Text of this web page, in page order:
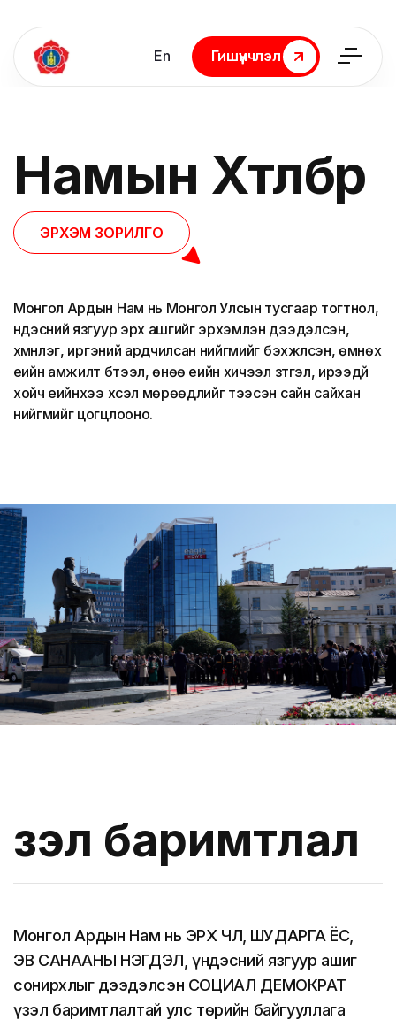
En
Гишүүнчлэл
Гишүүнчлэл
Намын Хөтөлбөр
ЭРХЭМ ЗОРИЛГО
Монгол Ардын Нам нь Монгол Улсын тусгаар тогтнол,
үндэсний язгуур эрх ашгийг эрхэмлэн дээдэлсэн,
хүмүүнлэг, иргэний ардчилсан нийгмийг бэхжүүлсэн, өмнөх
үеийн амжилт бүтээл, өнөө үеийн хичээл зүтгэл, ирээдүй
хойч үеийнхээ хүсэл мөрөөдлийг тээсэн сайн сайхан
нийгмийг цогцлооно.
Үзэл баримтлал
Монгол Ардын Нам нь ЭРХ ЧӨЛӨӨ, ШУДАРГА ЁС,
ЭВ САНААНЫ НЭГДЭЛ, үндэсний язгуур ашиг
сонирхлыг дээдэлсэн СОЦИАЛ ДЕМОКРАТ
үзэл баримтлалтай улс төрийн байгууллага